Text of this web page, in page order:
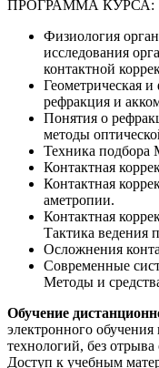
ПРОГРАММА КУРСА:
Физиология
исследования
контактной
Геометрическая
рефракция и
Понятия о
методы
Техника
Контактная
Контактная
аметропии.
Контактная
Тактика ведения
Осложнения
Современные
Методы и
Обучение
электронного
технологий, без отрыва
Доступ к учебным